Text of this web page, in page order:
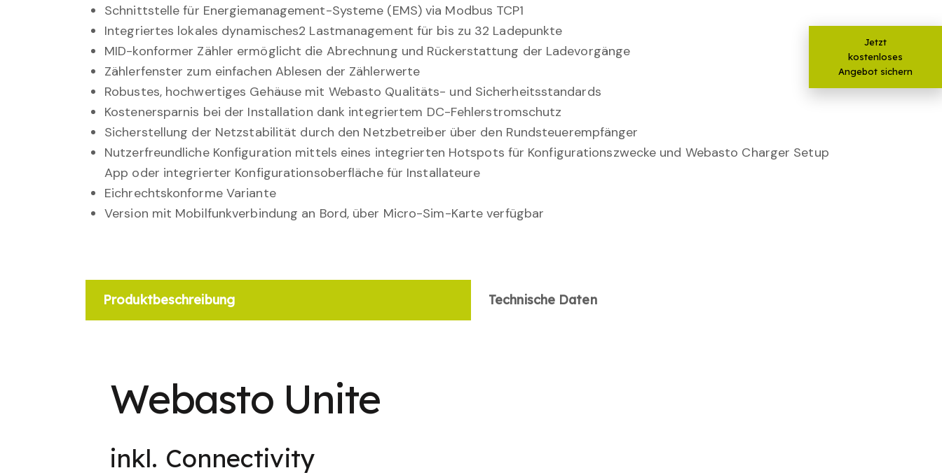
Schnittstelle für Energiemanagement-Systeme (EMS) via Modbus TCP1
Integriertes lokales dynamisches2 Lastmanagement für bis zu 32 Ladepunkte
MID-konformer Zähler ermöglicht die Abrechnung und Rückerstattung der Ladevorgänge
Zählerfenster zum einfachen Ablesen der Zählerwerte
Robustes, hochwertiges Gehäuse mit Webasto Qualitäts- und Sicherheitsstandards
Kostenersparnis bei der Installation dank integriertem DC-Fehlerstromschutz
Sicherstellung der Netzstabilität durch den Netzbetreiber über den Rundsteuerempfänger
Nutzerfreundliche Konfiguration mittels eines integrierten Hotspots für Konfigurationszwecke und Webasto Charger Setup
App oder integrierter Konfigurationsoberfläche für Installateure
Eichrechtskonforme Variante
Version mit Mobilfunkverbindung an Bord, über Micro-Sim-Karte verfügbar
Produktbeschreibung Technische Daten
Webasto Unite
inkl. Connectivity
Jetzt
kostenloses
Angebot sichern